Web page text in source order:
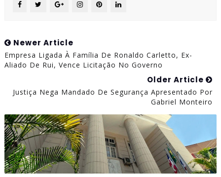
Newer Article
Empresa Ligada À Família De Ronaldo Carletto, Ex-
Aliado De Rui, Vence Licitação No Governo
Older Article
Justiça Nega Mandado De Segurança Apresentado Por
Gabriel Monteiro